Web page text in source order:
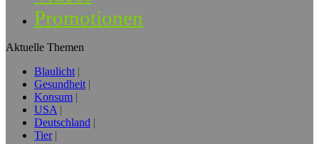
Promotionen
Aktuelle Themen
Blaulicht
Gesundheit
Konsum
USA
Deutschland
Tier